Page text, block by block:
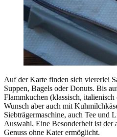
Auf der Karte finden sich viererlei
Suppen, Bagels oder Donuts. Bis
Flammkuchen (klassisch,
Wunsch aber auch mit
Siebträgermaschine, auch Tee und
Auswahl. Eine Besonderheit ist
Genuss ohne Kater ermöglicht.